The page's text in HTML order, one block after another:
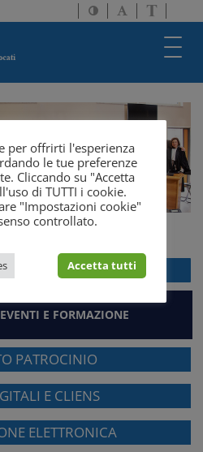
Attiva/disattiva
alto
Attiva/
dimensione
a
solo
WEBMAIL
E FORMAZIONE
PATROCINIO
E CLIENS
ELETTRONICA
per offrirti l'esperienza
le tue preferenze
Cliccando su "Accetta
di TUTTI i cookie.
"Impostazioni cookie"
controllato.
Accetta tutti